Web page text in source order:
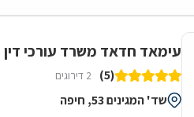
עימאד חדאד משרד עורכי דין
(5) 2 דירוגים
שד' המגינים 53, חיפה